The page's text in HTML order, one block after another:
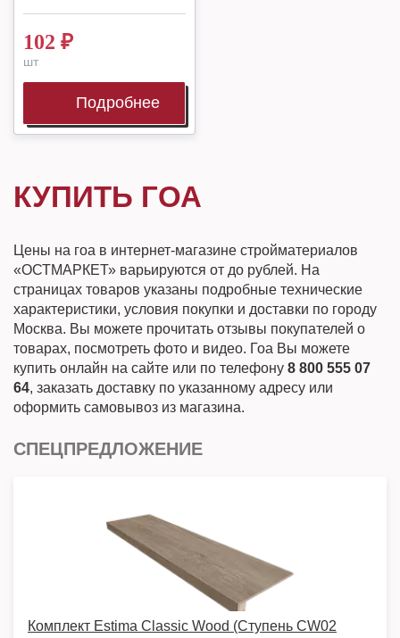
102 ₽
шт
Подробнее
КУПИТЬ ГОА
Цены на гоа в интернет-магазине стройматериалов
«ОСТМАРКЕТ» варьируются от до рублей. На
страницах товаров указаны подробные технические
характеристики, условия покупки и доставки по городу
Москва. Вы можете прочитать отзывы покупателей о
товарах, посмотреть фото и видео. Гоа Вы можете
купить онлайн на сайте или по телефону 8 800 555 07
64, заказать доставку по указанному адресу или
оформить самовывоз из магазина.
СПЕЦПРЕДЛОЖЕНИЕ
Комплект Estima Classic Wood (Ступень CW02